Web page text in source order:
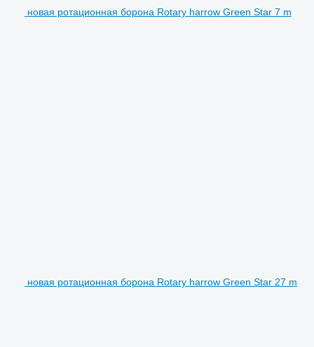
новая ротационная борона Rotary harrow Green Star 7 m
новая ротационная борона Rotary harrow Green Star 27 m